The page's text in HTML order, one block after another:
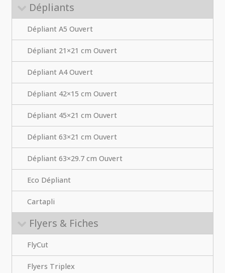
Dépliants
Dépliant A5 Ouvert
Dépliant 21×21 cm Ouvert
Dépliant A4 Ouvert
Dépliant 42×15 cm Ouvert
Dépliant 45×21 cm Ouvert
Dépliant 63×21 cm Ouvert
Dépliant 63×29.7 cm Ouvert
Eco Dépliant
Cartapli
Flyers & Fiches
FlyCut
Flyers Triplex